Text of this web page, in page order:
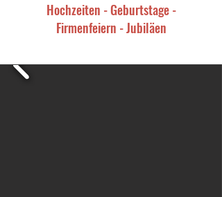
Hochzeiten - Geburtstage -
Firmenfeiern - Jubiläen